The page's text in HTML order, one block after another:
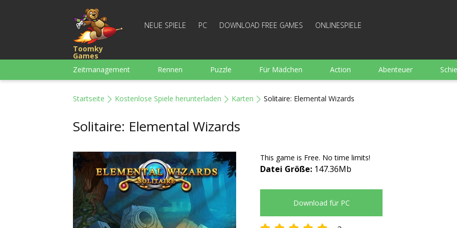
Toomky
Games
NEUE SPIELE PC DOWNLOAD FREE GAMES ONLINESPIELE
Zeitmanagement Rennen Puzzle Für Mädchen Action Abenteuer
Startseite Kostenlose Spiele herunterladen Karten Solitaire: Elemental Wizards
Solitaire: Elemental Wizards
This game is Free. No time limits!
Datei Größe: 147.36Mb
Download für PC